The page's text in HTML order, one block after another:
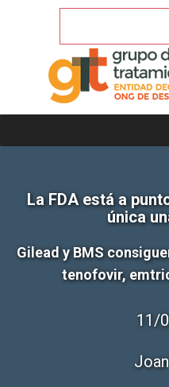
La FDA está a
única
Gilead y BMS
tenofovir,
11/